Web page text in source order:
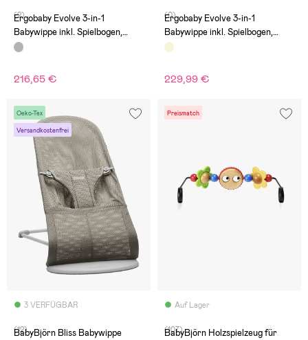
(2)
Ergobaby Evolve 3-in-1
Babywippe inkl. Spielbogen,
Charcoal Grey
216,65 €
(0)
Ergobaby Evolve 3-in-1
Babywippe inkl. Spielbogen,
Cream
229,99 €
Oeko-Tex
Versandkostenfrei
3 VERFÜGBAR
(12)
BabyBjörn Bliss Babywippe
Preismatch
Auf Lager
(107)
BabyBjörn Holzspielzeug für